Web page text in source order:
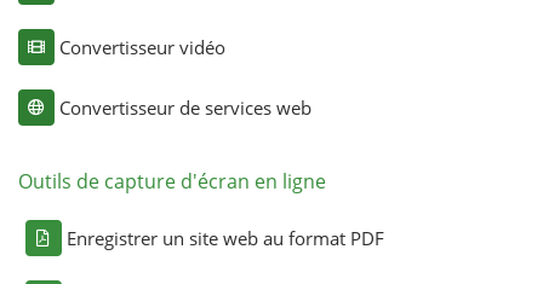
Convertisseur vidéo
Convertisseur de services web
Outils de capture d'écran en ligne
Enregistrer un site web au format PDF